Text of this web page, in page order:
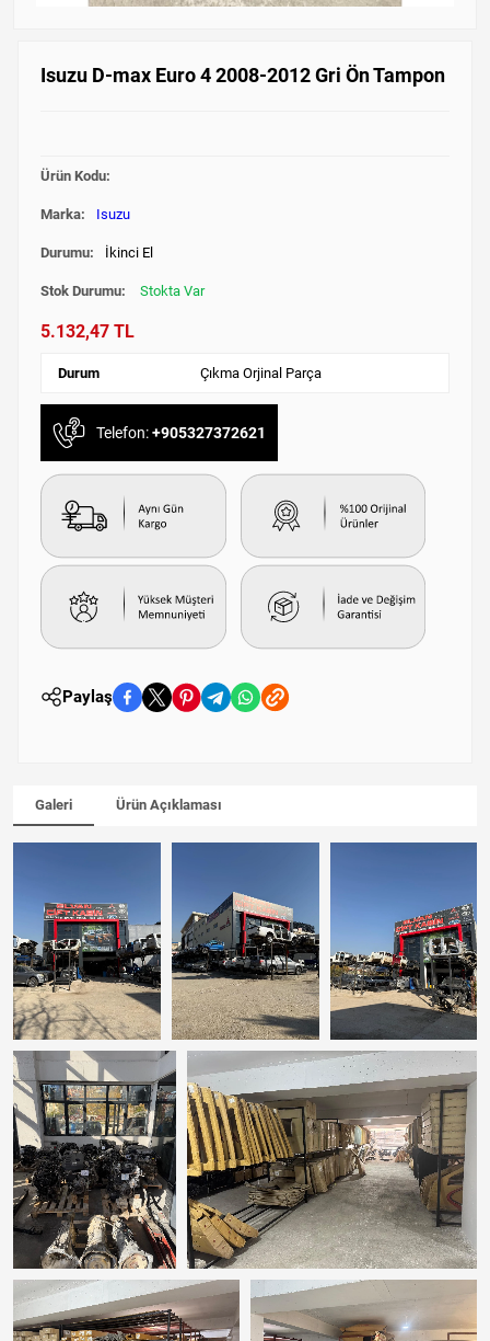
Isuzu D-max Euro 4 2008-2012 Gri Ön Tampon
Ürün Kodu:
Marka: Isuzu
Durumu: İkinci El
Stok Durumu: Stokta Var
5.132,47 TL
Durum Çıkma Orjinal Parça
Telefon:+905327372621
Paylaş
Galeri Ürün Açıklaması